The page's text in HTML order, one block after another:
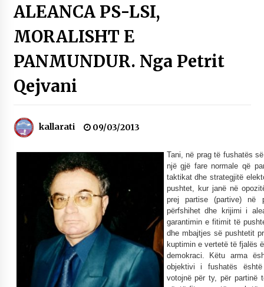
Gazeta Kallarati nr. 118
07/07/2026
SI U ARRIT TË REALIZOHEJ PERLA FOLKLORIKE
06/06/2026
NË KALLARAT, NË “FSHATIN E DJEGUR” U
ZHVILLUA EDICIONI I TRETË I PIKNIKU
26/05/2026
03/05/2026
Gazeta Kallarati nr. 116
28/01/2026
Mbi kockat e martirëve ngrihet Atdheu
17/10/2025
Gazeta Kallarati nr. 115
14/10/2025
ALEANCA PS-LSI,
MORALISHT E
PANMUNDUR. Nga Petrit
Qejvani
kallarati 09/03/2013
Tani, në prag të fushatës
një gjë fare normale që
taktikat dhe strategjitë
pushtet, kur janë në
prej partise (partive) në
përfshihet dhe krijimi i
garantimin e fitimit të
dhe mbajtjes së pushtetit
kuptimin e vertetë të fjalës
demokraci. Këtu arma
objektivi i fushatës
votojnë për ty, për partinë